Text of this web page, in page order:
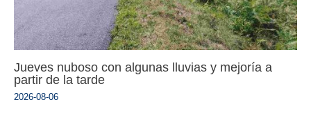
Jueves nuboso con algunas lluvias y mejoría a
partir de la tarde
2026-08-06